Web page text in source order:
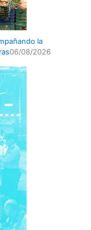
la
06/08/2026